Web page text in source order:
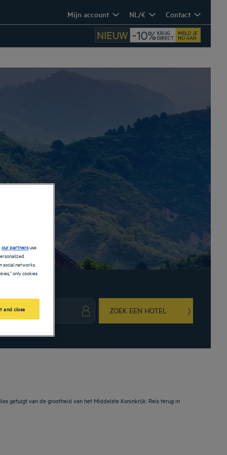
Mijn account NL/€ Contact
ZOEK EEN HOTEL
getuigt van de grootheid van het Middelste Koninkrijk. Reis terug in
our partnersuse
networks.
only cookies
and close